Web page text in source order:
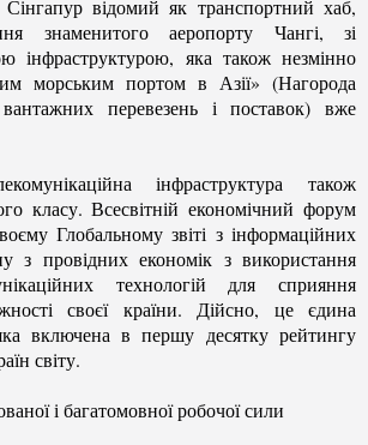
Сінгапур відомий як транспортний хаб,
знаменитого аеропорту Чангі, зі
інфраструктурою, яка також незмінно
морським портом в Азії» (Нагорода
вантажних перевезень і поставок) вже
інфраструктура також
класу. Всесвітній економічний форум
Глобальному звіті з інформаційних
з провідних економік з використання
технологій для сприяння
своєї країни. Дійсно, це єдина
яка включена в першу десятку рейтингу
світу.
і багатомовної робочої сили